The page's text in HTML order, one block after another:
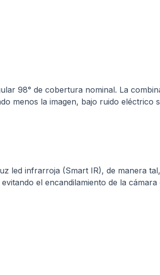
98° de cobertura nominal. La
menos la imagen, bajo ruido eléctrico
led infrarroja (Smart IR), de manera
el encandilamiento de la